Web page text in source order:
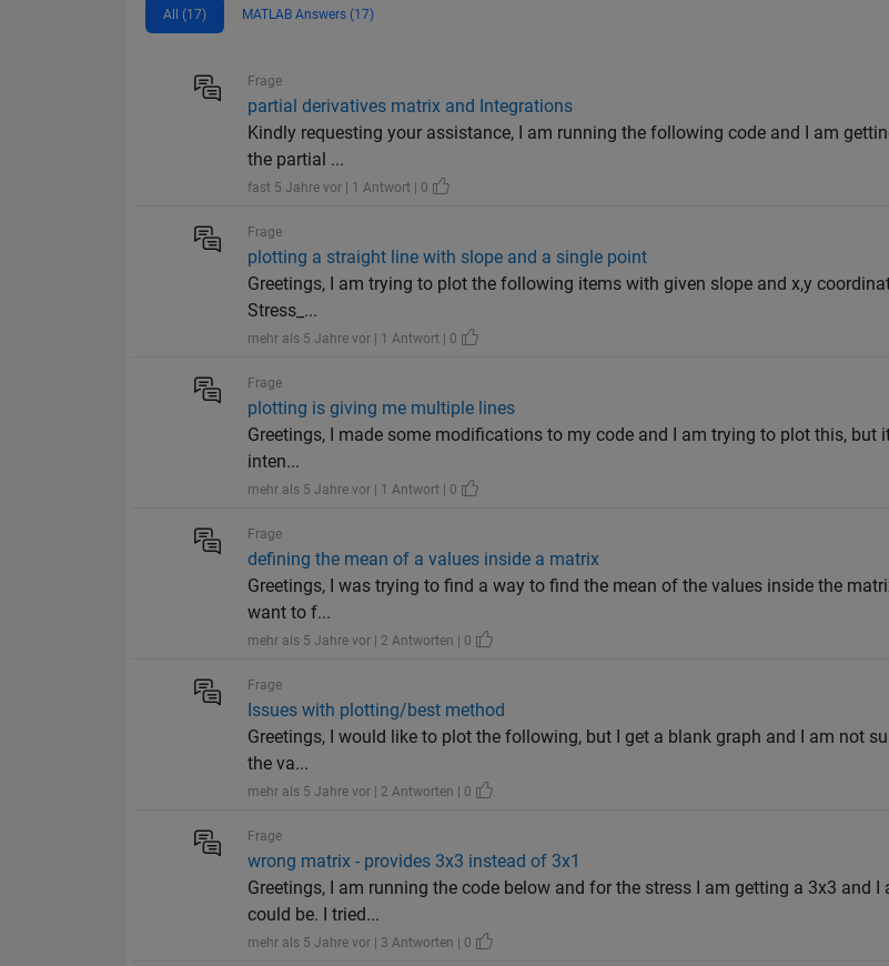
All (17) MATLAB Answers (17)
Frage
partial derivatives matrix and Integrations
Kindly requesting your assistance, I am running the following code and I am
the partial ...
fast 5 Jahre vor | 1 Antwort | 0
Frage
plotting a straight line with slope and a single point
Greetings, I am trying to plot the following items with given slope and x,y
Stress_...
mehr als 5 Jahre vor | 1 Antwort | 0
Frage
plotting is giving me multiple lines
Greetings, I made some modifications to my code and I am trying to plot this, but
inten...
mehr als 5 Jahre vor | 1 Antwort | 0
Frage
defining the mean of a values inside a matrix
Greetings, I was trying to find a way to find the mean of the values inside the
want to f...
mehr als 5 Jahre vor | 2 Antworten | 0
Frage
Issues with plotting/best method
Greetings, I would like to plot the following, but I get a blank graph and I am not
the va...
mehr als 5 Jahre vor | 2 Antworten | 0
Frage
wrong matrix - provides 3x3 instead of 3x1
Greetings, I am running the code below and for the stress I am getting a 3x3 and
could be. I tried...
mehr als 5 Jahre vor | 3 Antworten | 0